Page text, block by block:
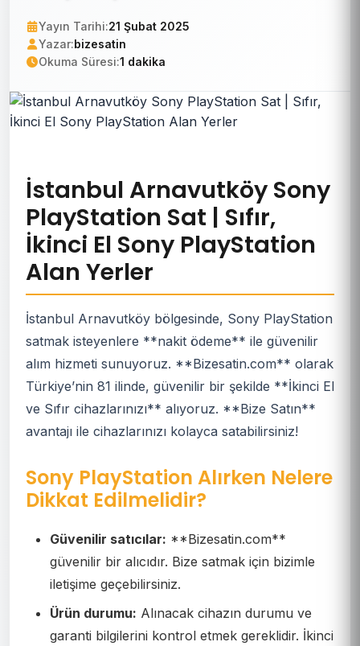
Yayın Tarihi:21 Şubat 2025
Yazar:bizesatin
Okuma Süresi:1 dakika
İstanbul Arnavutköy Sony
PlayStation Sat | Sıfır,
İkinci El Sony PlayStation
Alan Yerler
İstanbul Arnavutköy bölgesinde, Sony PlayStation
satmak isteyenlere **nakit ödeme** ile güvenilir
alım hizmeti sunuyoruz. **Bizesatin.com** olarak
Türkiye’nin 81 ilinde, güvenilir bir şekilde **İkinci El
ve Sıfır cihazlarınızı** alıyoruz. **Bize Satın**
avantajı ile cihazlarınızı kolayca satabilirsiniz!
Sony PlayStation Alırken Nelere
Dikkat Edilmelidir?
Güvenilir satıcılar: **Bizesatin.com**
güvenilir bir alıcıdır. Bize satmak için bizimle
iletişime geçebilirsiniz.
Ürün durumu: Alınacak cihazın durumu ve
garanti bilgilerini kontrol etmek gereklidir. İkinci